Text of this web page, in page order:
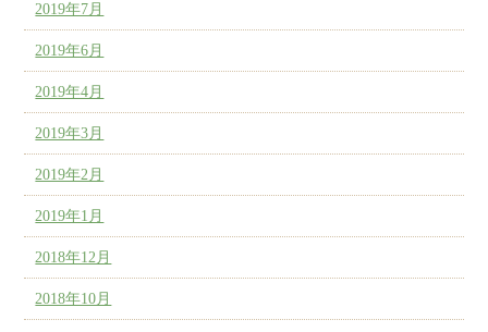
2019年7月
2019年6月
2019年4月
2019年3月
2019年2月
2019年1月
2018年12月
2018年10月